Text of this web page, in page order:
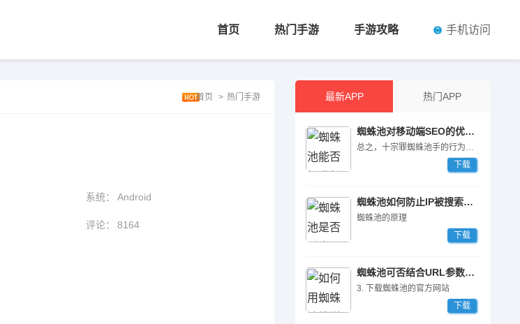
手机访问
首页 热门手游 手游攻略
最新APP 热门APP
蜘蛛池对移动端SEO的优化作用
总之，十宗罪蜘蛛池手的行为对整个SEO行业造成了严重的危害和影响，我们需要加强监管和打击力度，共同维护行业的健康和良性****展。
下载
蜘蛛池如何防止IP被搜索引擎封禁
蜘蛛池的原理
下载
蜘蛛池可否结合URL参数过滤规则？
3. 下载蜘蛛池的官方网站
下载
首页 > 热门手游
系统： Android
评论： 8164